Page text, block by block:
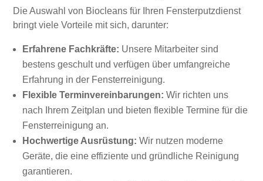
Die Auswahl von Biocleans für Ihren Fensterputzdienst
bringt viele Vorteile mit sich, darunter:
Erfahrene Fachkräfte: Unsere Mitarbeiter sind
bestens geschult und verfügen über umfangreiche
Erfahrung in der Fensterreinigung.
Flexible Terminvereinbarungen: Wir richten uns
nach Ihrem Zeitplan und bieten flexible Termine für die
Fensterreinigung an.
Hochwertige Ausrüstung: Wir nutzen moderne
Geräte, die eine effiziente und gründliche Reinigung
garantieren.